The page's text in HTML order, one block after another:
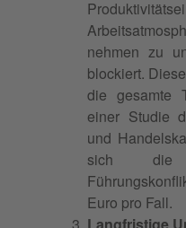
nehmen zu
blockiert.
die gesamte
einer Studie
und
sich die
Euro pro Fall.